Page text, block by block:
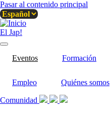
Pasar al contenido principal
El Jap!
Eventos Formación
Empleo Quiénes somos
Comunidad